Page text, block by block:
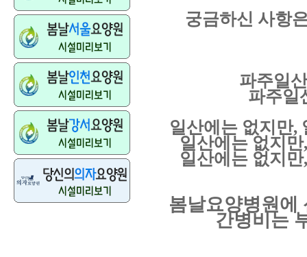
궁금하신 사항
파주일
파주일
일산에는 없지만,
일산에는 없지만
일산에는 없지만
봄날요양병원에
간병비는